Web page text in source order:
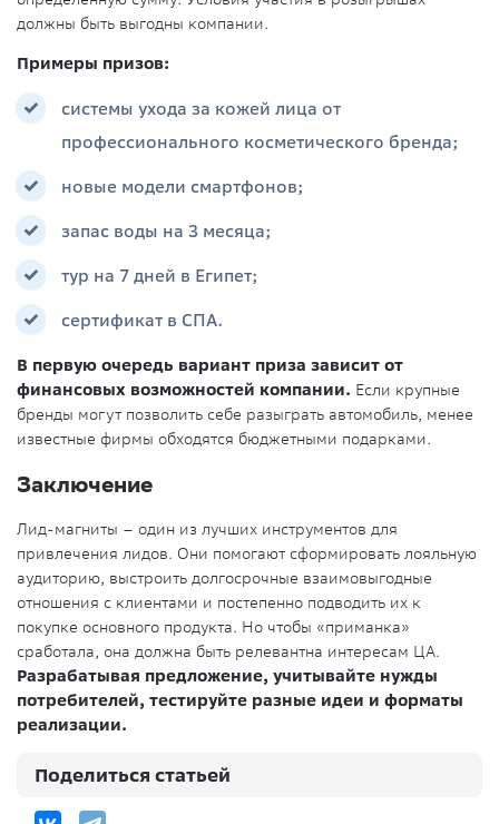
должны быть выгодны компании.
Примеры призов:
системы ухода за кожей лица от
профессионального косметического бренда;
новые модели смартфонов;
запас воды на 3 месяца;
тур на 7 дней в Египет;
сертификат в СПА.
В первую очередь вариант приза зависит от
финансовых возможностей компании. Если крупные
бренды могут позволить себе разыграть автомобиль, менее
известные фирмы обходятся бюджетными подарками.
Заключение
Лид-магниты – один из лучших инструментов для
привлечения лидов. Они помогают сформировать лояльную
аудиторию, выстроить долгосрочные взаимовыгодные
отношения с клиентами и постепенно подводить их к
покупке основного продукта. Но чтобы «приманка»
сработала, она должна быть релевантна интересам ЦА.
Разрабатывая предложение, учитывайте нужды
потребителей, тестируйте разные идеи и форматы
реализации.
Поделиться статьей